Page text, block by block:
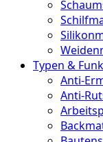
Typen &
Anti-
Anti-